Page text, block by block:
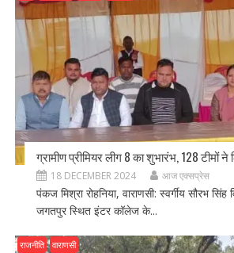
ग्रामीण प्रीमियर लीग 8 का शुभारंभ, 128 टीमों ने
18 DECEMBER 2024 आज एक्सप्रेस
पंकज मिश्रा रोहनिया, वाराणसी: स्वर्गीय सौरभ
जगतपुर स्थित इंटर कॉलेज के...
राजनीति वाराणसी